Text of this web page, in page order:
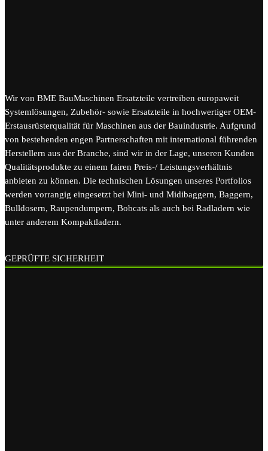
Wir von BME BauMaschinen Ersatzteile vertreiben europaweit
Systemlösungen, Zubehör- sowie Ersatzteile in hochwertiger OEM-
Erstausrüsterqualität für Maschinen aus der Bauindustrie. Aufgrund
von bestehenden engen Partnerschaften mit international führenden
Herstellern aus der Branche, sind wir in der Lage, unseren Kunden
Qualitätsprodukte zu einem fairen Preis-/ Leistungsverhältnis
anbieten zu können. Die technischen Lösungen unseres Portfolios
werden vorrangig eingesetzt bei Mini- und Midibaggern, Baggern,
Bulldosern, Raupendumpern, Bobcats als auch bei Radladern wie
unter anderem Kompaktladern.
GEPRÜFTE SICHERHEIT